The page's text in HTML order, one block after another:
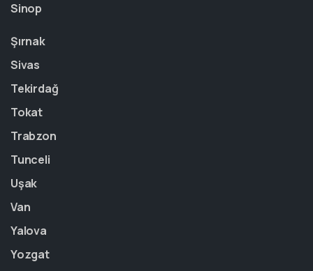
Sinop
Şırnak
Sivas
Tekirdağ
Tokat
Trabzon
Tunceli
Uşak
Van
Yalova
Yozgat